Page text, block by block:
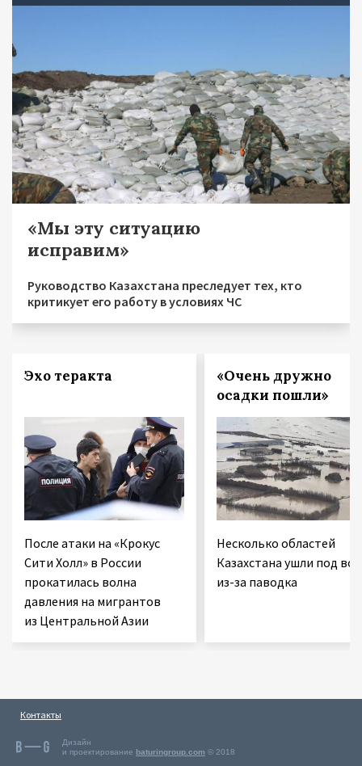
«Мы эту ситуацию
исправим»
Руководство Казахстана преследует тех, кто
критикует его работу в условиях ЧС
Эхо теракта
После атаки на «Крокус
Сити Холл» в России
прокатилась волна
давления на мигрантов
из Центральной Азии
«Очень дружно
осадки пошли»
Несколько областей
Казахстана ушли под
из-за паводка
Контакты
Дизайн
и проектирование baturingroup.com © 2018